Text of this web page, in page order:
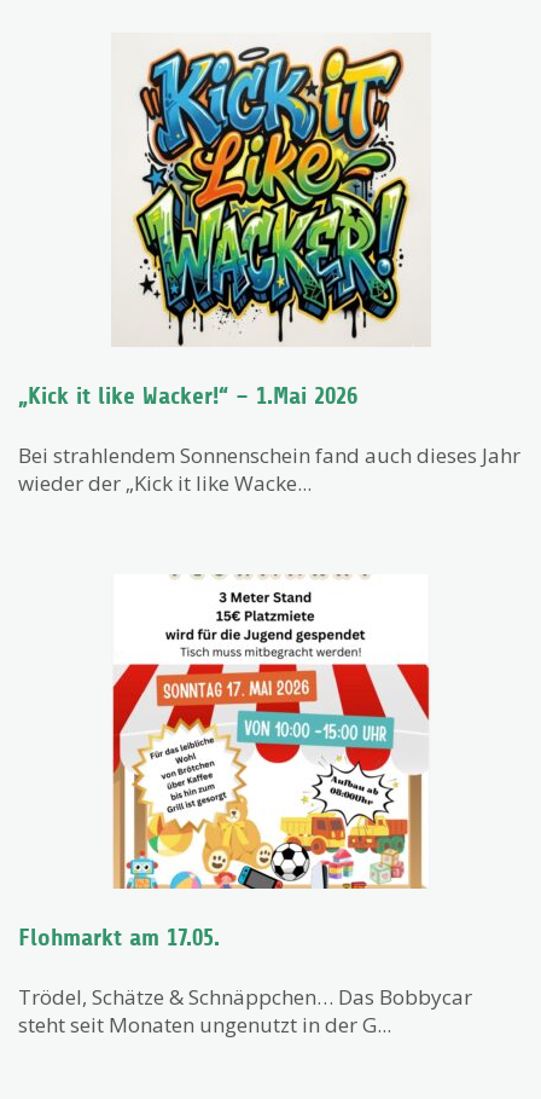
„Kick it like Wacker!“ – 1.Mai 2026
Bei strahlendem Sonnenschein fand auch dieses Jahr
wieder der „Kick it like Wacke...
Flohmarkt am 17.05.
Trödel, Schätze & Schnäppchen… Das Bobbycar
steht seit Monaten ungenutzt in der G...